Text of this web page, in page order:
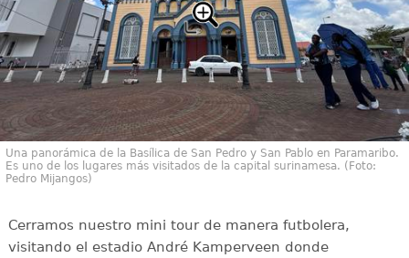
Una panorámica de la Basílica de San Pedro y San Pablo en Paramaribo.
Es uno de los lugares más visitados de la capital surinamesa. (Foto:
Pedro Mijangos)
Cerramos nuestro mini tour de manera futbolera,
visitando el estadio André Kamperveen donde